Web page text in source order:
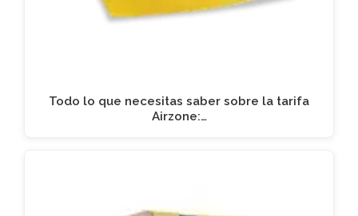
Todo lo que necesitas saber sobre la tarifa
Airzone:…